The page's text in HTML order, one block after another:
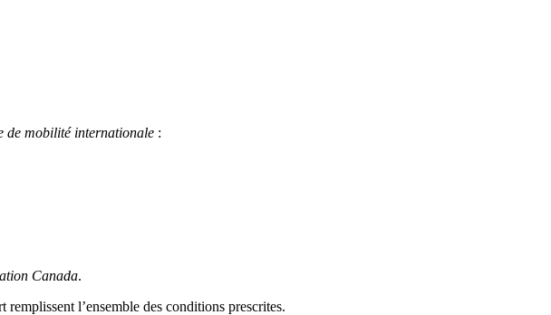
de mobilité internationale :
Canada.
l’ensemble des conditions prescrites.